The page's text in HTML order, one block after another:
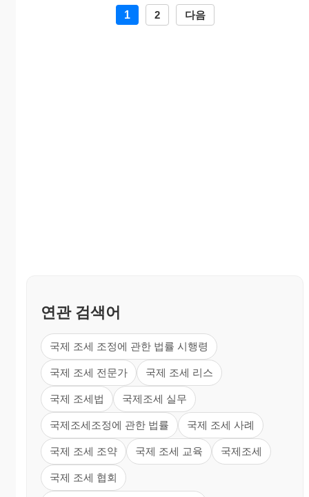
1 2 다음
연관 검색어
국제 조세 조정에 관한 법률 시행령
국제 조세 전문가 국제 조세 리스
국제 조세법 국제조세 실무
국제조세조정에 관한 법률 국제 조세 사례
국제 조세 조약 국제 조세 교육 국제조세
국제 조세 협회